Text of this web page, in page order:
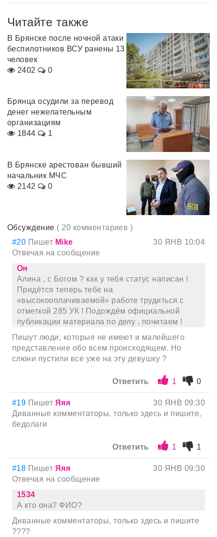
Читайте также
В Брянске после ночной атаки
беспилотников ВСУ ранены 13
человек
2402
0
Брянца осудили за перевод
денег нежелательным
организациям
1844
1
В Брянске арестован бывший
начальник МЧС
2142
0
Обсуждение ( 20 комментариев )
#20 Пишет Mike
30 ЯНВ 10:04
Отвечая на сообщение
Он
Алина , с Богом ? как у тебя статус написан !
Придётся теперь тебе на
«высокооплачиваемой» работе трудиться с
отметкой 285 УК ! Подождём официальной
публикации материала по делу , почитаем !
Пишут люди, которые не имеют и малейшего
представление обо всем происходящем. Но
слюни пустили все уже на эту девушку ?
Ответить 1 0
#19 Пишет Яяя
30 ЯНВ 09:30
Диванные комментаторы, только здесь и пишите,
бедолаги
Ответить 1 1
#18 Пишет Яяя
30 ЯНВ 09:30
Отвечая на сообщение
1534
А кто она? ФИО?
Диванные комментаторы, только здесь и пишите
????